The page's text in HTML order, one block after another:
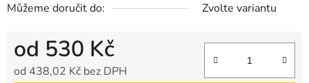
Můžeme doručit do:
Zvolte variantu
od 530 Kč
od 438,02 Kč bez DPH